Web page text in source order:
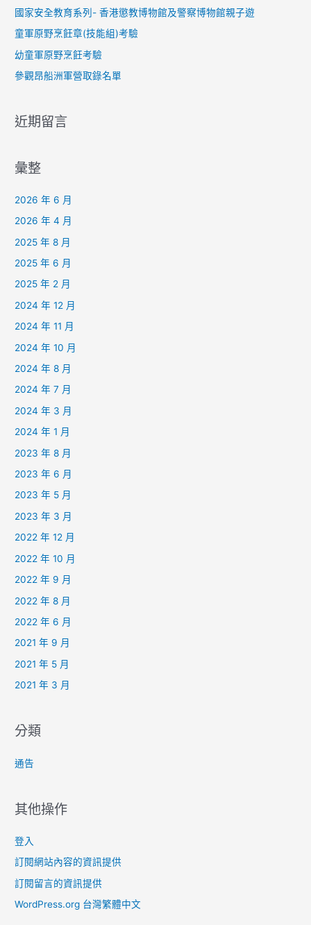
國家安全教育系列- 香港懲教博物館及警察博物館親子遊
童軍原野烹飪章(技能組)考驗
幼童軍原野烹飪考驗
參觀昂船洲軍營取錄名單
近期留言
彙整
2026 年 6 月
2026 年 4 月
2025 年 8 月
2025 年 6 月
2025 年 2 月
2024 年 12 月
2024 年 11 月
2024 年 10 月
2024 年 8 月
2024 年 7 月
2024 年 3 月
2024 年 1 月
2023 年 8 月
2023 年 6 月
2023 年 5 月
2023 年 3 月
2022 年 12 月
2022 年 10 月
2022 年 9 月
2022 年 8 月
2022 年 6 月
2021 年 9 月
2021 年 5 月
2021 年 3 月
分類
通告
其他操作
登入
訂閱網站內容的資訊提供
訂閱留言的資訊提供
WordPress.org 台灣繁體中文